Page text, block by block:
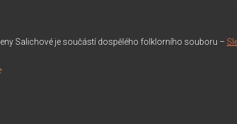
Salichové je součástí dospělého folklorního souboru –